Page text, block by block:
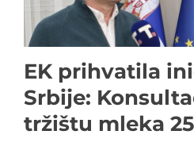
EK prihvatila
Srbije:
tržištu mleka